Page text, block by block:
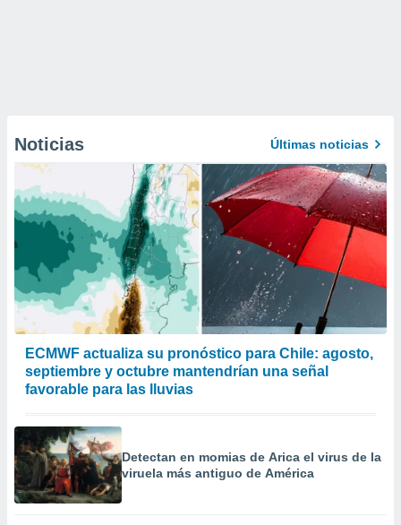
Noticias Últimas noticias
ECMWF actualiza su pronóstico para Chile: agosto,
septiembre y octubre mantendrían una señal
favorable para las lluvias
Detectan en momias de Arica el virus de la
viruela más antiguo de América